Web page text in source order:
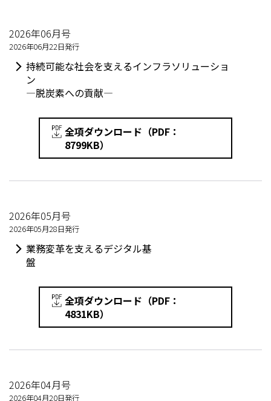
2026年06月号
2026年06月22日発行
持続可能な社会を支えるインフラソリューショ
ン
—脱炭素への貢献—
全項ダウンロード（PDF：
8799KB）
2026年05月号
2026年05月28日発行
業務変革を支えるデジタル基
盤
全項ダウンロード（PDF：
4831KB）
2026年04月号
2026年04月20日発行